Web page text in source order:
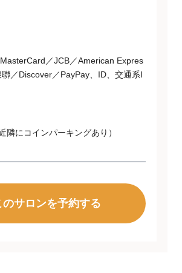
／JCB／American Expres
／Discover／PayPay、ID、交通系I
隣にコインパーキングあり）
のサロンを予約する